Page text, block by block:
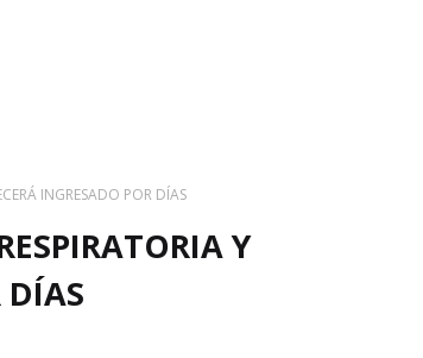
INGRESADO POR DÍAS
Y
DÍAS